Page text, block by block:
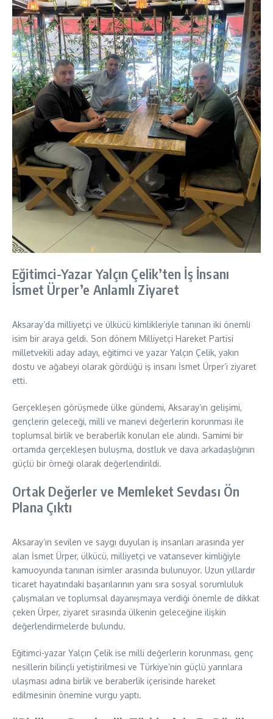
Eğitimci-Yazar Yalçın Çelik’ten İş İnsanı
İsmet Ürper’e Anlamlı Ziyaret
Aksaray’da milliyetçi ve ülkücü kimlikleriyle tanınan iki önemli
isim bir araya geldi. Son dönem Milliyetçi Hareket Partisi
milletvekili aday adayı, eğitimci ve yazar Yalçın Çelik, yakın
dostu ve ağabeyi olarak gördüğü iş insanı İsmet Ürper’i ziyaret
etti.
Gerçekleşen görüşmede ülke gündemi, Aksaray’ın gelişimi,
gençlerin geleceği, milli ve manevi değerlerin korunması ile
toplumsal birlik ve beraberlik konuları ele alındı. Samimi bir
ortamda gerçekleşen buluşma, dostluk ve dava arkadaşlığının
güçlü bir örneği olarak değerlendirildi.
Ortak Değerler ve Memleket Sevdası Ön
Plana Çıktı
Aksaray’ın sevilen ve saygı duyulan iş insanları arasında yer
alan İsmet Ürper, ülkücü, milliyetçi ve vatansever kimliğiyle
kamuoyunda tanınan isimler arasında bulunuyor. Uzun yıllardır
ticaret hayatındaki başarılarının yanı sıra sosyal sorumluluk
çalışmaları ve toplumsal dayanışmaya verdiği önemle de dikkat
çeken Ürper, ziyaret sırasında ülkenin geleceğine ilişkin
değerlendirmelerde bulundu.
Eğitimci-yazar Yalçın Çelik ise milli değerlerin korunması, genç
nesillerin bilinçli yetiştirilmesi ve Türkiye’nin güçlü yarınlara
ulaşması adına birlik ve beraberlik içerisinde hareket
edilmesinin önemine vurgu yaptı.